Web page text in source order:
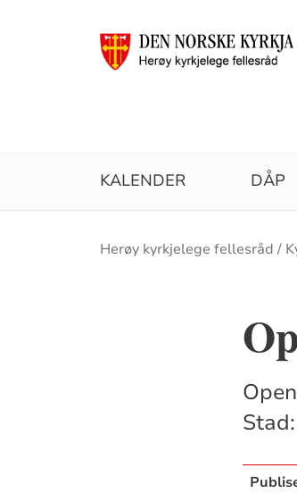
KALENDER DÅP
Brødsmulesti
Herøy kyrkjelege fellesråd